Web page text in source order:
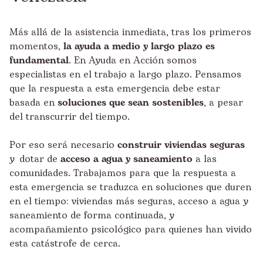
Más allá de la asistencia inmediata, tras los primeros
momentos, la ayuda a medio y largo plazo es
fundamental. En Ayuda en Acción somos
especialistas en el trabajo a largo plazo. Pensamos
que la respuesta a esta emergencia debe estar
basada ensoluciones que sean sostenibles, a pesar
del transcurrir del tiempo.
Por eso será necesario construir viviendas seguras
y dotar de acceso a agua y saneamiento a las
comunidades. Trabajamos para que la respuesta a
esta emergencia se traduzca en soluciones que duren
en el tiempo: viviendas más seguras, acceso a agua y
saneamiento de forma continuada, y
acompañamiento psicológico para quienes han vivido
esta catástrofe de cerca.